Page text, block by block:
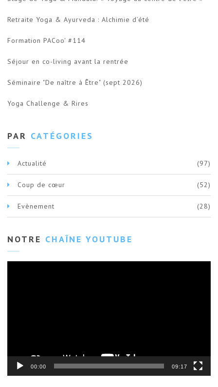
Retraite Yoga & Ayurveda : Alchimie d’été
Formation PACoo' #114
Séjour en co-living avant la rentrée
Séminaire "De naître à Être" (sept 2026)
Yoga Challenge & Rires
PAR CATÉGORIES
Actualité (97)
Coup de cœur (52)
Evènement (28)
NOTRE CHAÎNE YOUTUBE
00:00 09:17